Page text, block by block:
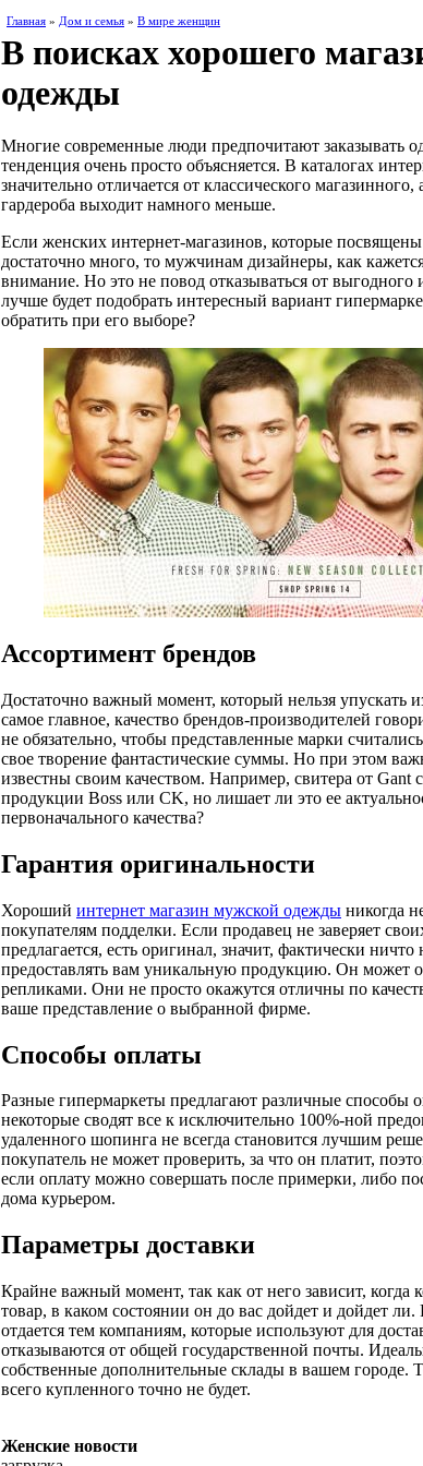
Главная » Дом и семья » В мире женщин
В поисках хорошего
одежды
Многие современные люди предпочитают заказывать
тенденция очень просто объясняется. В каталогах
значительно отличается от классического магазинного,
гардероба выходит намного меньше.
Если женских интернет-магазинов, которые
достаточно много, то мужчинам дизайнеры, как
внимание. Но это не повод отказываться от выгодного
лучше будет подобрать интересный вариант
обратить при его выборе?
Ассортимент брендов
Достаточно важный момент, который нельзя упускать
самое главное, качество брендов-производителей
не обязательно, чтобы представленные марки
свое творение фантастические суммы. Но при этом
известны своим качеством. Например, свитера от Gant
продукции Boss или CK, но лишает ли это ее
первоначального качества?
Гарантия оригинальности
Хороший интернет магазин мужской одежды никогда
покупателям подделки. Если продавец не заверяет
предлагается, есть оригинал, значит, фактически ничто
предоставлять вам уникальную продукцию. Он может
репликами. Они не просто окажутся отличны по
ваше представление о выбранной фирме.
Способы оплаты
Разные гипермаркеты предлагают различные способы
некоторые сводят все к исключительно 100%-ной
удаленного шопинга не всегда становится лучшим
покупатель не может проверить, за что он платит,
если оплату можно совершать после примерки, либо
дома курьером.
Параметры доставки
Крайне важный момент, так как от него зависит, когда
товар, в каком состоянии он до вас дойдет и дойдет ли.
отдается тем компаниям, которые используют для
отказываются от общей государственной почты.
собственные дополнительные склады в вашем городе.
всего купленного точно не будет.
Женские новости